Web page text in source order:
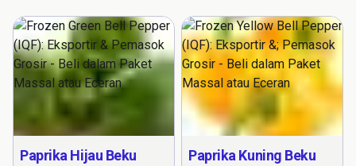
Paprika Hijau Beku Paprika Kuning Beku